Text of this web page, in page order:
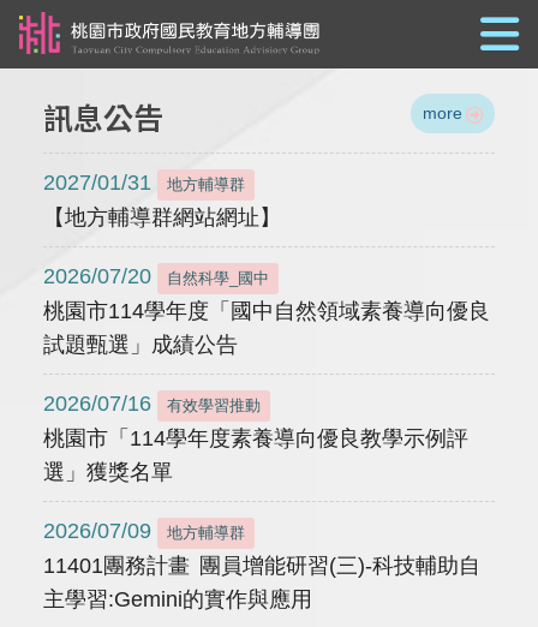
訊息公告 more
2027/01/31 地方輔導群
【地方輔導群網站網址】
2026/07/20 自然科學_國中
桃園市114學年度「國中自然領域素養導向優良
試題甄選」成績公告
2026/07/16 有效學習推動
桃園市「114學年度素養導向優良教學示例評
選」獲獎名單
2026/07/09 地方輔導群
11401團務計畫 團員增能研習(三)-科技輔助自
主學習:Gemini的實作與應用